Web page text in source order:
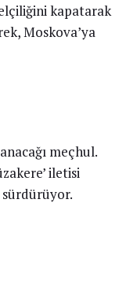
kapatarak
Moskova’ya
meçhul.
iletisi
sürdürüyor.